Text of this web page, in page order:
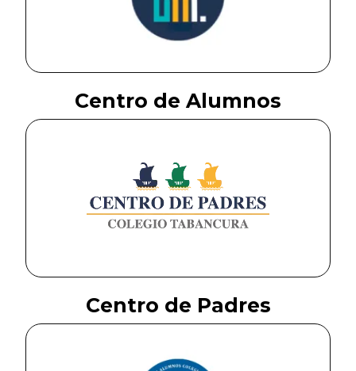
Centro de Alumnos
Centro de Padres